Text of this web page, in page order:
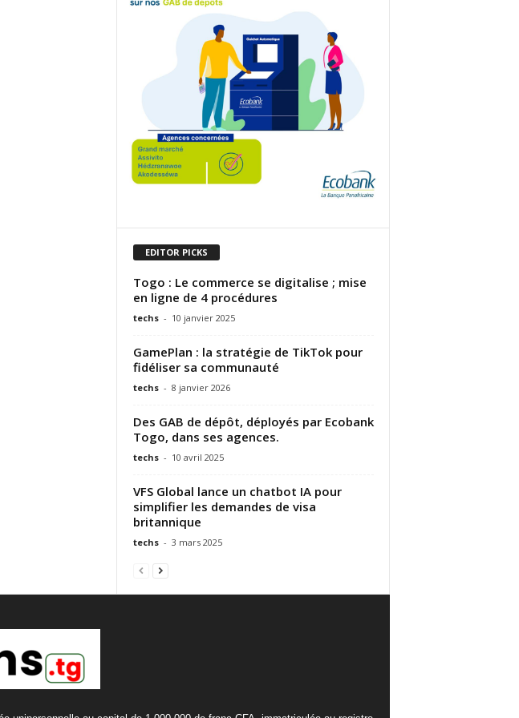
EDITOR PICKS
Togo : Le commerce se digitalise ; mise
en ligne de 4 procédures
techs - 10 janvier 2025
GamePlan : la stratégie de TikTok pour
fidéliser sa communauté
techs - 8 janvier 2026
Des GAB de dépôt, déployés par Ecobank
Togo, dans ses agences.
techs - 10 avril 2025
VFS Global lance un chatbot IA pour
simplifier les demandes de visa
britannique
techs - 3 mars 2025